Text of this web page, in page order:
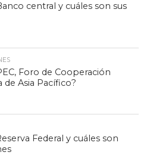
central y cuáles son sus
Foro de Cooperación
de Asia Pacífico?
Federal y cuáles son